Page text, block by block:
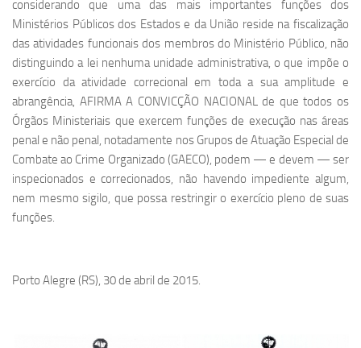
considerando que uma das mais importantes funções dos
Ministérios Públicos dos Estados e da União reside na fiscalização
das atividades funcionais dos membros do Ministério Público, não
distinguindo a lei nenhuma unidade administrativa, o que impõe o
exercício da atividade correcional em toda a sua amplitude e
abrangência, AFIRMA A CONVICÇÃO NACIONAL de que todos os
Órgãos Ministeriais que exercem funções de execução nas áreas
penal e não penal, notadamente nos Grupos de Atuação Especial de
Combate ao Crime Organizado (GAECO), podem — e devem — ser
inspecionados e correcionados, não havendo impediente algum,
nem mesmo sigilo, que possa restringir o exercício pleno de suas
funções.
Porto Alegre (RS), 30 de abril de 2015.